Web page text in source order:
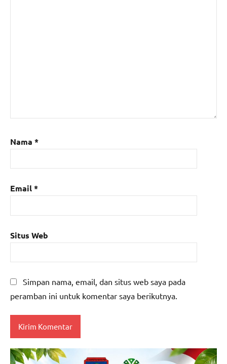
Nama *
Email*
Situs Web
Simpan nama, email, dan situs web saya pada
peramban ini untuk komentar saya berikutnya.